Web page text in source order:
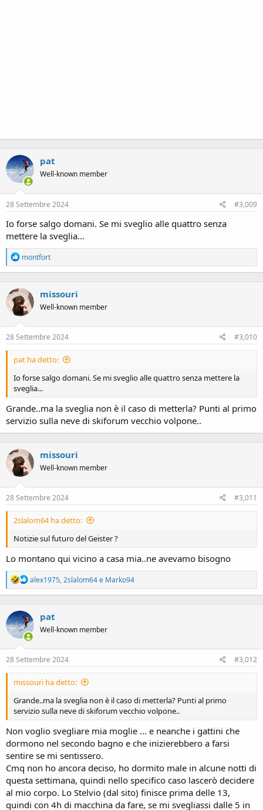
pat
Well-known member
28 Settembre 2024 #3,009
Io forse salgo domani. Se mi sveglio alle quattro senza
mettere la sveglia...
R
e
a
t
i
o
n
:
montfort
missouri
Well-known member
28 Settembre 2024 #3,010
pat ha detto:
Io forse salgo domani. Se mi sveglio alle quattro senza mettere la
sveglia...
Grande..ma la sveglia non è il caso di metterla? Punti al primo
servizio sulla neve di skiforum vecchio volpone..
missouri
Well-known member
28 Settembre 2024 #3,011
2slalom64 ha detto:
Notizie sul futuro del Geister ?
Lo montano qui vicino a casa mia..ne avevamo bisogno
R
e
a
t
i
o
n
:
alex1975,2slalom64e Marko94
pat
Well-known member
28 Settembre 2024 #3,012
missouri ha detto:
Grande..ma la sveglia non è il caso di metterla? Punti al primo
servizio sulla neve di skiforum vecchio volpone..
Non voglio svegliare mia moglie ... e neanche i gattini che
dormono nel secondo bagno e che inizierebbero a farsi
sentire se mi sentissero.
Cmq non ho ancora deciso, ho dormito male in alcune notti di
questa settimana, quindi nello specifico caso lascerò decidere
al mio corpo. Lo Stelvio (dal sito) finisce prima delle 13,
quindi con 4h di macchina da fare, se mi svegliassi dalle 5 in